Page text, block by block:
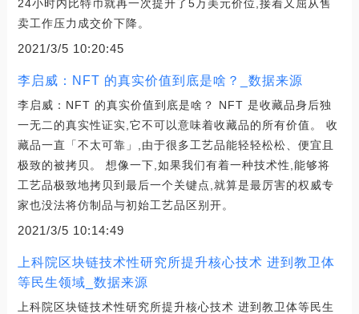
24小时内比特币就再一次提升了5万美元价位,接着又屈从售
卖工作压力成交价下降。
2021/3/5 10:20:45
李启威：NFT 的真实价值到底是啥？_数据来源
李启威：NFT 的真实价值到底是啥？ NFT 是收藏品身后独
一无二的真实性证实,它不可以意味着收藏品的所有价值。 收
藏品一直「不太可靠」,由于很多工艺品能轻轻松松、便宜且
极致的被拷贝。 想像一下,如果我们有着一种技术性,能够将
工艺品极致地拷贝到最后一个关键点,就算是最厉害的权威专
家也没法将仿制品与初始工艺品区别开。
2021/3/5 10:14:49
上科院区块链技术性研究所提升核心技术 进到教卫体
等民生领域_数据来源
上科院区块链技术性研究所提升核心技术 进到教卫体等民生